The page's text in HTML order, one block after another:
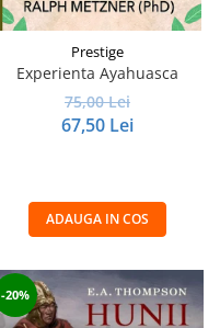
Prestige
Experienta Ayahuasca
75,00 Lei
67,50 Lei
ADAUGA IN COS
-20%